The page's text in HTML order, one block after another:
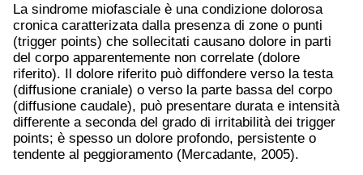
La sindrome miofasciale è una condizione dolorosa
cronica caratterizata dalla presenza di zone o punti
(trigger points) che sollecitati causano dolore in parti
del corpo apparentemente non correlate (dolore
riferito). Il dolore riferito può diffondere verso la testa
(diffusione craniale) o verso la parte bassa del corpo
(diffusione caudale), può presentare durata e intensità
differente a seconda del grado di irritabilità dei trigger
points; è spesso un dolore profondo, persistente o
tendente al peggioramento (Mercadante, 2005).